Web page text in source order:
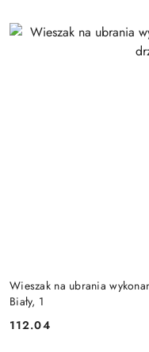
Wieszak na ubrania
Biały, 1
Cena:
112.04